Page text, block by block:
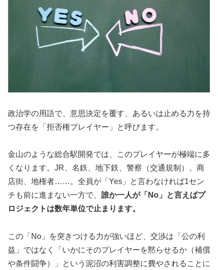
政治学の用語で、意思決定を覆す、あるいは止める力を持
つ存在を「拒否権プレイヤー」と呼びます。
金山のような総合駅開発では、このプレイヤーが極端に多
くなります。JR、名鉄、地下鉄、警察（交通規制）、商
店街、地権者……。全員が「Yes」と言わなければ1セン
チも前に進まない一方で、 誰か一人が「No」と言えばプ
ロジェクトは数年単位で止まります。
この「No」を突きつける力が強いほど、交渉は「公の利
益」ではなく「いかにそのプレイヤーを黙らせるか（補償
や条件闘争）」という泥沼の利害調整に費やされることに